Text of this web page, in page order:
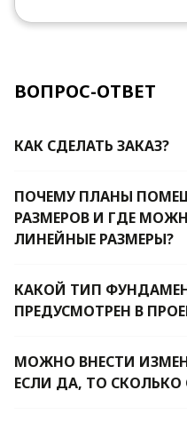
ВОПРОС-ОТВЕТ
КАК СДЕЛАТЬ ЗАКАЗ?
ПОЧЕМУ ПЛАНЫ
РАЗМЕРОВ И ГДЕ
ЛИНЕЙНЫЕ РАЗМЕРЫ?
КАКОЙ ТИП
ПРЕДУСМОТРЕН В
МОЖНО ВНЕСТИ
ЕСЛИ ДА, ТО